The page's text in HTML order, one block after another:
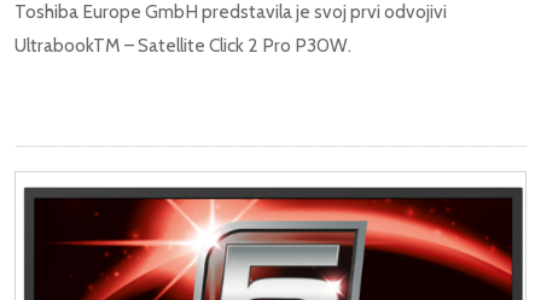
Toshiba Europe GmbH predstavila je svoj prvi odvojivi
UltrabookTM – Satellite Click 2 Pro P30W.